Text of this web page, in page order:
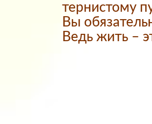
тернистому
Вы
Ведь жить –